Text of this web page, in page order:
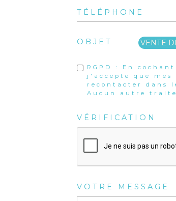
OBJET
RGPD : En
j'accepte que mes
recontacter dans
Aucun autre
VÉRIFICATION
VOTRE MESSAGE